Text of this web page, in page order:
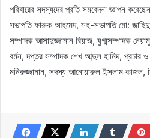
পরিবারের সদস্যদের প্রতি সমবেদনা জ্ঞাপন
সভাপতি ফারুক আহমেদ, সহ-সভাপতি মো:
সম্পাদক আসাদুজ্জামান রিয়াজ, যুগ্মসম্পাদক
বর্মন, দপ্তর সম্পাদক শেখ আব্দুল হামিদ,
মনিরুজ্জামান, সদস্য আনোয়ারুল ইসলাম কাজল,